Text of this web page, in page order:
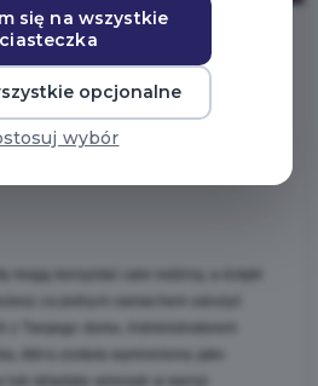
- CAŁA
się na wszystkie
ciasteczka
opcjonalne
wybór